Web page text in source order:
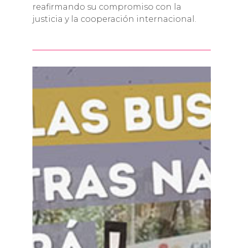
reafirmando su compromiso con la
justicia y la cooperación internacional.